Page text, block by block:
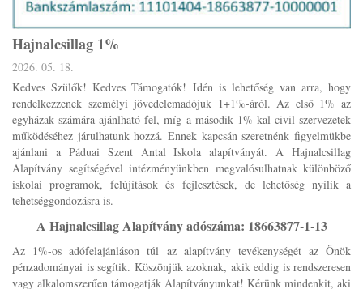
Hajnalcsillag 1%
2026. 05. 18.
Kedves Szülők! Kedves Támogatók! Idén is lehetőség van arra, hogy
rendelkezzenek személyi jövedelemadójuk 1+1%-áról. Az első 1% az
egyházak számára ajánlható fel, míg a második 1%-kal civil szervezetek
működéséhez járulhatunk hozzá. Ennek kapcsán szeretnénk figyelmükbe
ajánlani a Páduai Szent Antal Iskola alapítványát. A Hajnalcsillag
Alapítvány segítségével intézményünkben megvalósulhatnak különböző
iskolai programok, felújítások és fejlesztések, de lehetőség nyílik a
tehetséggondozásra is.
A Hajnalcsillag Alapítvány adószáma: 18663877-1-13
Az 1%-os adófelajánláson túl az alapítvány tevékenységét az Önök
pénzadományai is segítik. Köszönjük azoknak, akik eddig is rendszeresen
vagy alkalomszerűen támogatják Alapítványunkat! Kérünk mindenkit, aki